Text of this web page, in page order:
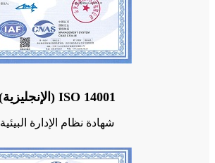
ISO 14001 (الإنجليزية)
شهادة نظام الإدارة البيئية